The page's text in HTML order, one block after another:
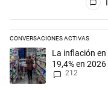
CONVERSACIONES ACTIVAS
Este listado muestra los
Un artículo de tendencia
La inflación en
19,4% en 2026
212